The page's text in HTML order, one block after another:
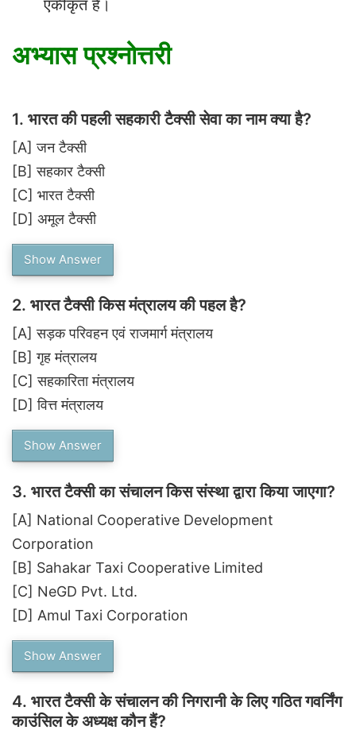
अभ्यास प्रश्नोत्तरी
1. भारत की पहली सहकारी टैक्सी सेवा का नाम क्या है?
[A] जन टैक्सी
[B] सहकार टैक्सी
[C] भारत टैक्सी
[D] अमूल टैक्सी
Show Answer
2. भारत टैक्सी किस मंत्रालय की पहल है?
[A] सड़क परिवहन एवं राजमार्ग मंत्रालय
[B] गृह मंत्रालय
[C] सहकारिता मंत्रालय
[D] वित्त मंत्रालय
Show Answer
3. भारत टैक्सी का संचालन किस संस्था द्वारा किया जाएगा?
[A] National Cooperative Development
Corporation
[B] Sahakar Taxi Cooperative Limited
[C] NeGD Pvt. Ltd.
[D] Amul Taxi Corporation
Show Answer
4. भारत टैक्सी के संचालन की निगरानी के लिए गठित गवर्निंग
काउंसिल के अध्यक्ष कौन हैं?